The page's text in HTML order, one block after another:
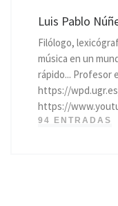
Luis Pablo
Filólogo,
música en un
rápido... Profesor
https://
https://
94 ENTRADAS